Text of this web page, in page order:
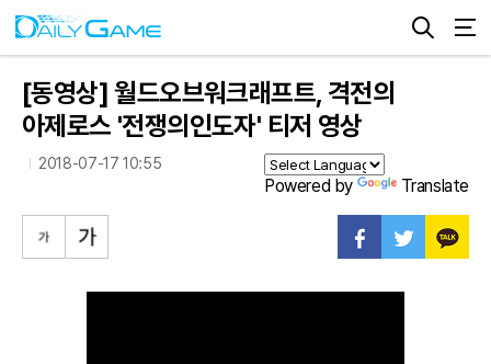
[동영상] 월드오브워크래프트, 격전의
아제로스 '전쟁의인도자' 티저 영상
2018-07-17 10:55
Powered by Translate